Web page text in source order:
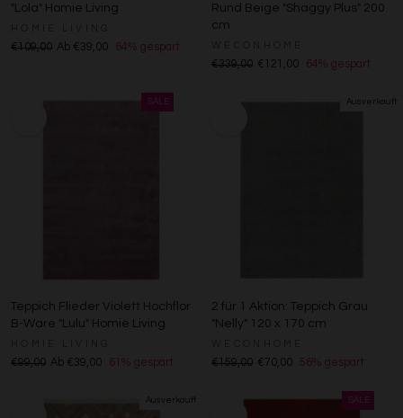
"Lola" Homie Living
€109,00 Ab €39,00 64% gespart
Rund Beige "Shaggy Plus" 200
cm
€339,00 €121,00 64% gespart
Teppich Flieder Violett Hochflor
B-Ware "Lulu" Homie Living
€99,00 Ab €39,00 61% gespart
2 für 1 Aktion: Teppich Grau
"Nelly" 120 x 170 cm
€159,00 €70,00 56% gespart